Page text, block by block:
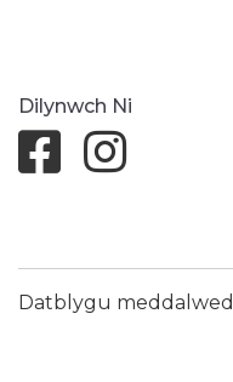
Dilynwch Ni
Datblygu